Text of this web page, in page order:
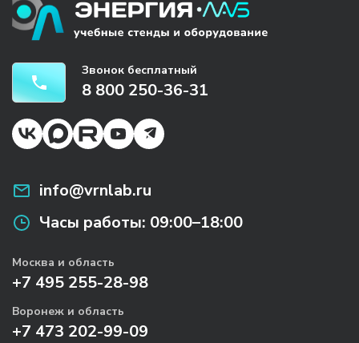
Звонок бесплатный
8 800 250-36-31
info@vrnlab.ru
Часы работы: 09:00–18:00
Москва и область
+7 495 255-28-98
Воронеж и область
+7 473 202-99-09